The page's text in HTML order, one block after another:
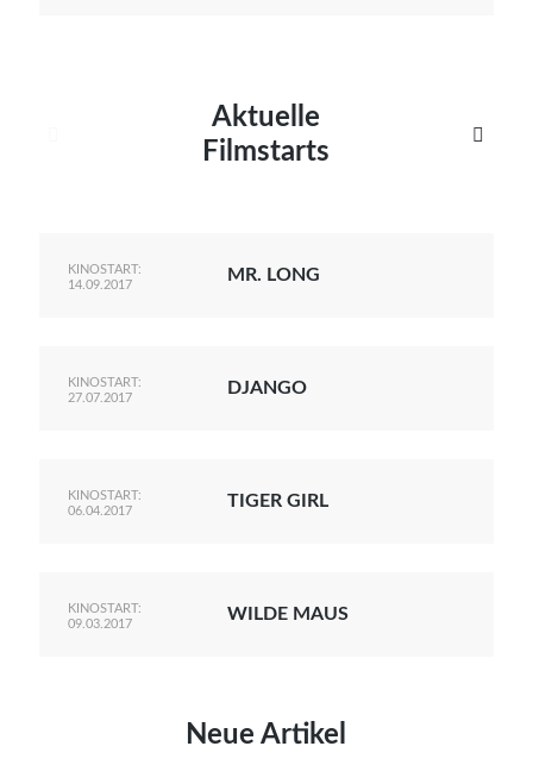
Aktuelle
Filmstarts

KINOSTART:
14.09.2017
MR. LONG
KINOSTART:
27.07.2017
DJANGO
KINOSTART:
06.04.2017
TIGER GIRL
KINOSTART:
09.03.2017
WILDE MAUS
Neue Artikel